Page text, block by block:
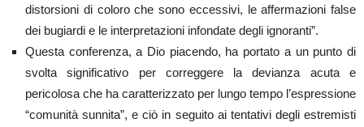
distorsioni di coloro che sono eccessivi, le affermazioni false
dei bugiardi e le interpretazioni infondate degli ignoranti”.
Questa conferenza, a Dio piacendo, ha portato a un punto di
svolta significativo per correggere la devianza acuta e
pericolosa che ha caratterizzato per lungo tempo l’espressione
“comunità sunnita”, e ciò in seguito ai tentativi degli estremisti